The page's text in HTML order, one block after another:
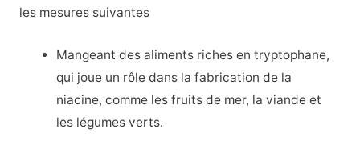
les mesures suivantes
Mangeant des aliments riches en tryptophane,
qui joue un rôle dans la fabrication de la
niacine, comme les fruits de mer, la viande et
les légumes verts.